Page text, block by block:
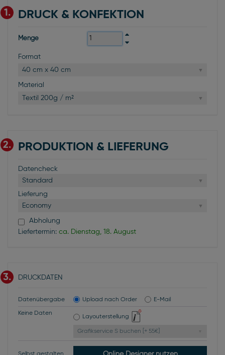
1. DRUCK & KONFEKTION
Menge
Format
40 cm x 40 cm
Material
Textil 200g / m²
2. PRODUKTION & LIEFERUNG
Datencheck
Standard
Lieferung
Economy
Abholung
Liefertermin: ca. Dienstag, 18. August
3. DRUCKDATEN
Datenübergabe Upload nach Order E-Mail
Keine Daten
Layouterstellung
Grafikservice S buchen [+ 55€]